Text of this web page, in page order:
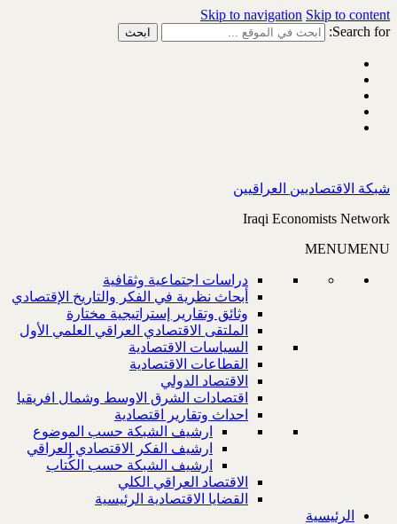
Skip to navigation Skip to content
Search for:
شبكة الاقتصاديين العراقيين
Iraqi Economists Network
MENUMENU
دراسات اجتماعية وثقافية
أبحاث نظرية في الفكر والتاريخ الإقتصادي
وثائق وتقارير إستراتيجية مختارة
الملتقى الاقتصادي العراقي العلمي الأول
السياسات الاقتصادية
القطاعات الاقتصادية
الاقتصاد الدولي
اقتصادات الشرق الاوسط وشمال افريقيا
احداث وتقارير اقتصادية
ارشيف الشبكة حسب الموضوع
ارشيف الفكر الاقتصادي العراقي
ارشيف الشبكة حسب الكُتاب
الاقتصاد العراقي الكلي
القضايا الاقتصادية الرئيسية
الرئيسية